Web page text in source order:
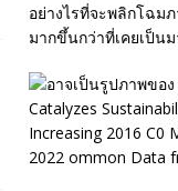
อย่างไรที่จะพลิกโฉม
มากขึ้นกว่าที่เคยเป็นม